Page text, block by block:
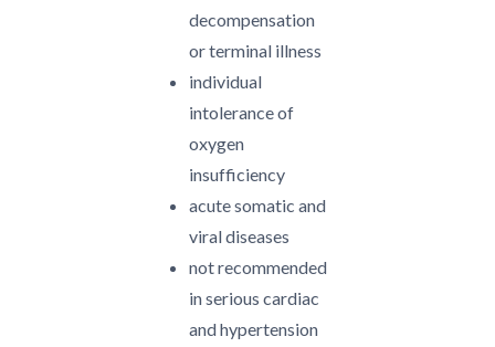
decompensation
or terminal illness
individual
intolerance of
oxygen
insufficiency
acute somatic and
viral diseases
not recommended
in serious cardiac
and hypertension